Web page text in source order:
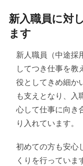
新入職員に対
ます
新人職員（中途採
してつき仕事を教
役としてきめ細か
も支えとなり、入
心して仕事に向き
り入れています。
初めての方も安心
くりを行っていま